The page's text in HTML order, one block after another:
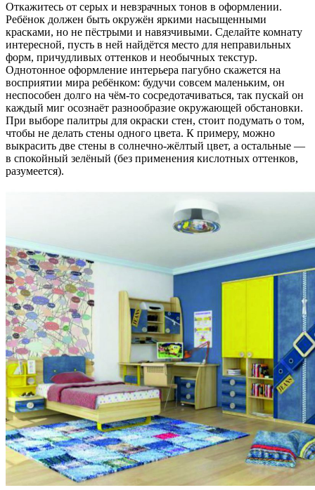
Откажитесь от серых и невзрачных тонов в оформлении.
Ребёнок должен быть окружён яркими насыщенными
красками, но не пёстрыми и навязчивыми. Сделайте комнату
интересной, пусть в ней найдётся место для неправильных
форм, причудливых оттенков и необычных текстур.
Однотонное оформление интерьера пагубно скажется на
восприятии мира ребёнком: будучи совсем маленьким, он
неспособен долго на чём-то сосредотачиваться, так пускай он
каждый миг осознаёт разнообразие окружающей обстановки.
При выборе палитры для окраски стен, стоит подумать о том,
чтобы не делать стены одного цвета. К примеру, можно
выкрасить две стены в солнечно-жёлтый цвет, а остальные —
в спокойный зелёный (без применения кислотных оттенков,
разумеется).